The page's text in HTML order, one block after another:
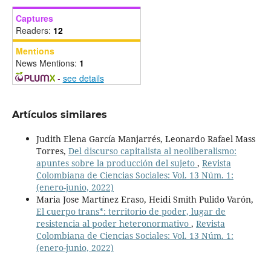
Captures
Readers: 12
Mentions
News Mentions: 1
- see details
Artículos similares
Judith Elena García Manjarrés, Leonardo Rafael Mass
Torres, Del discurso capitalista al neoliberalismo:
apuntes sobre la producción del sujeto , Revista
Colombiana de Ciencias Sociales: Vol. 13 Núm. 1:
(enero-junio, 2022)
Maria Jose Martínez Eraso, Heidi Smith Pulido Varón,
El cuerpo trans*: territorio de poder, lugar de
resistencia al poder heteronormativo , Revista
Colombiana de Ciencias Sociales: Vol. 13 Núm. 1:
(enero-junio, 2022)